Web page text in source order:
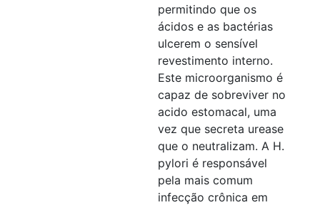
permitindo que os
ácidos e as bactérias
ulcerem o sensível
revestimento interno.
Este microorganismo é
capaz de sobreviver no
acido estomacal, uma
vez que secreta urease
que o neutralizam. A H.
pylori é responsável
pela mais comum
infecção crônica em